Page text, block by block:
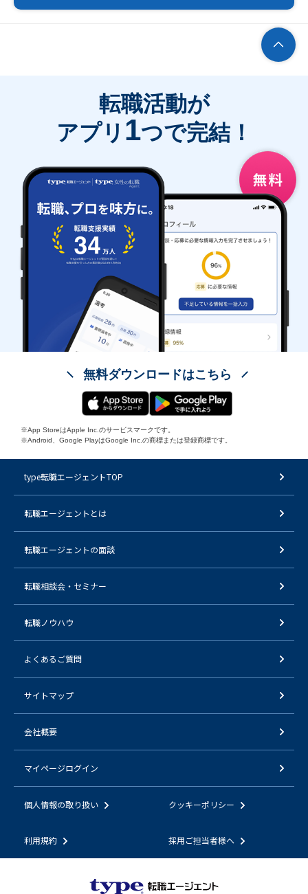
転職活動が
アプリ 1つで完結！
無料ダウンロードはこちら
※App StoreはApple Inc.のサービスマークです。
※Android、Google PlayはGoogle Inc.の商標または登録商標です。
type転職エージェントTOP
転職エージェントとは
転職エージェントの面談
転職相談会・セミナー
転職ノウハウ
よくあるご質問
サイトマップ
会社概要
マイページログイン
個人情報の取り扱い クッキーポリシー
利用規約 採用ご担当者様へ